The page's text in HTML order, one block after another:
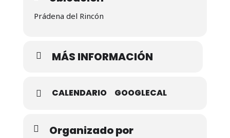
Prádena del Rincón
MÁS INFORMACIÓN
CALENDARIO GOOGLECAL
Organizado por